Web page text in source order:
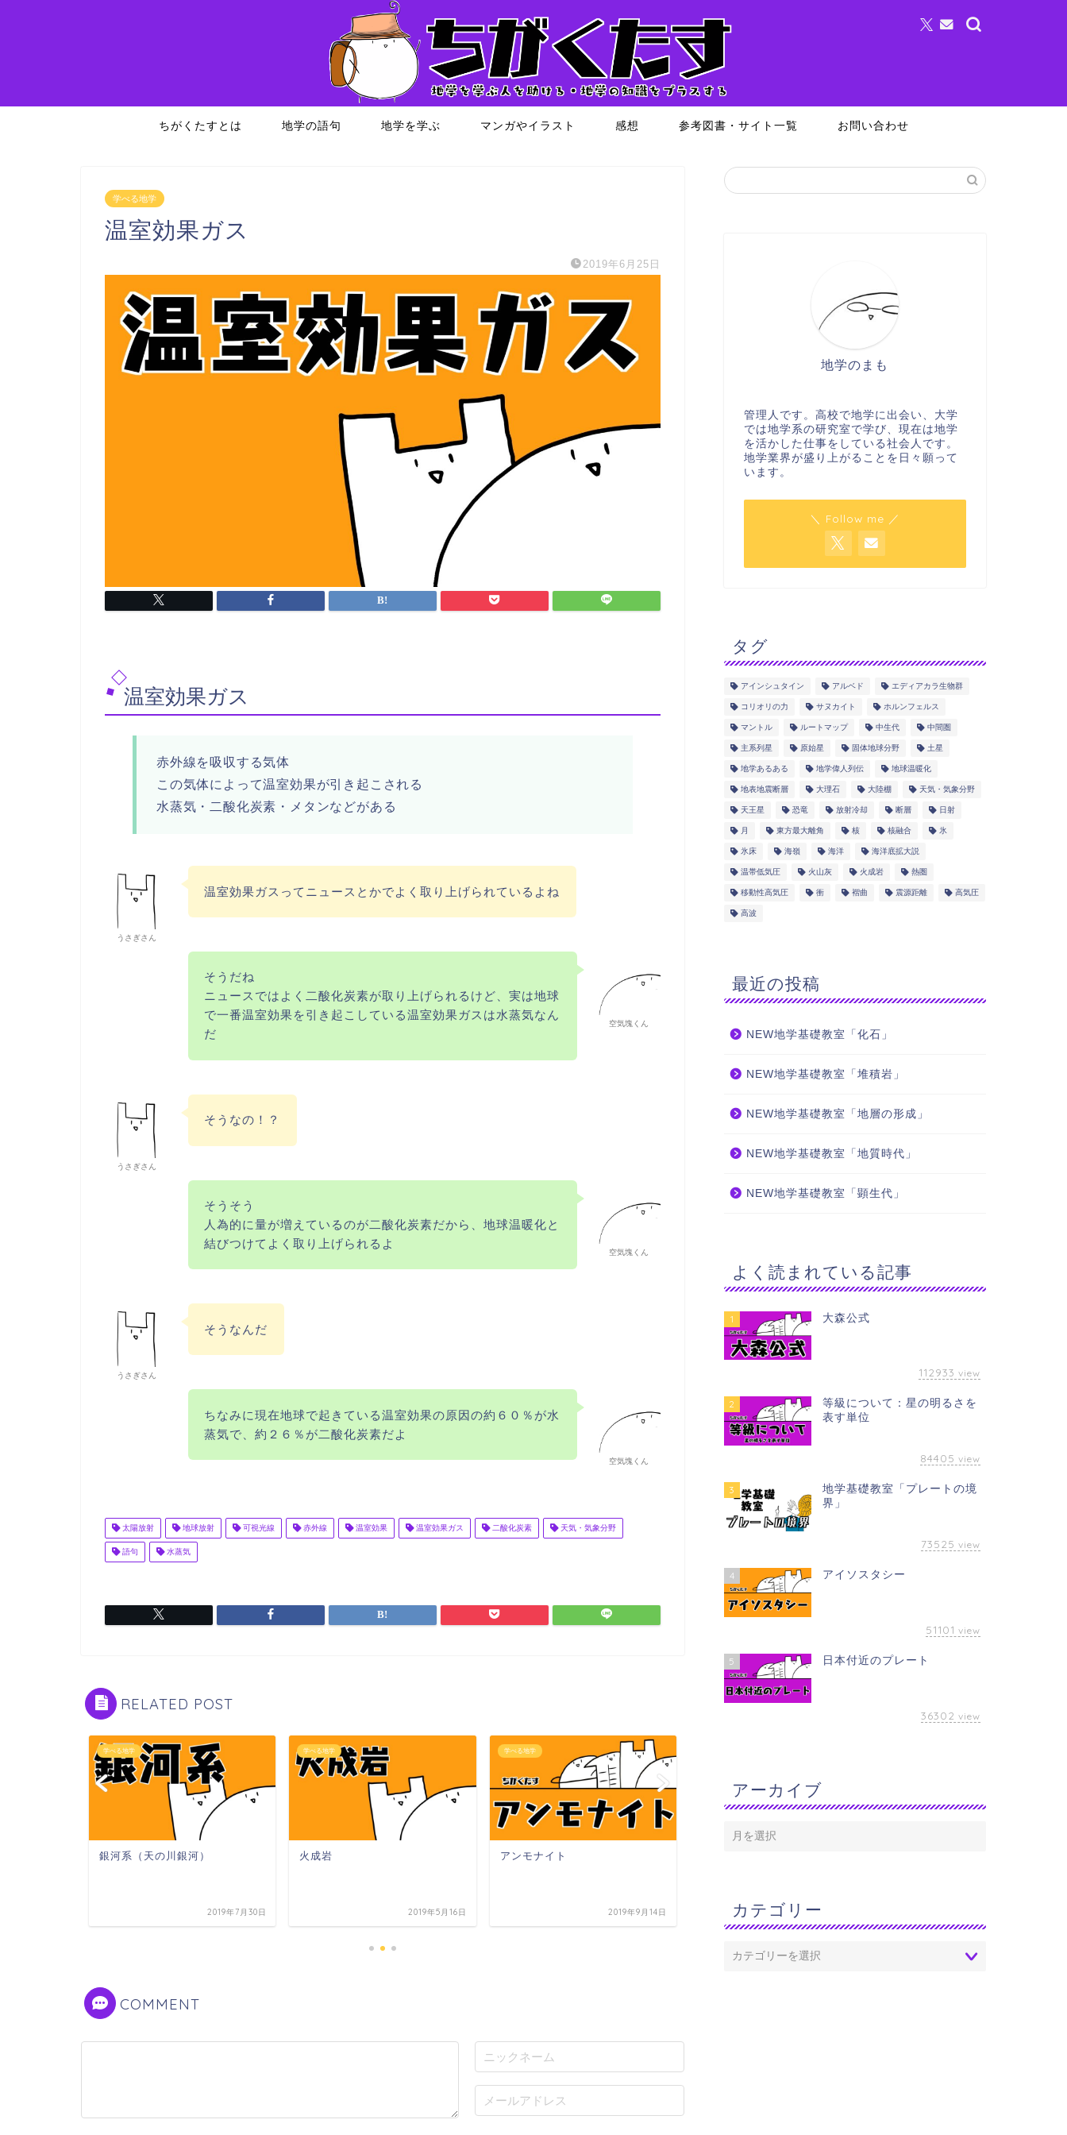
ちがくたすとは 地学の語句 地学を学ぶ マンガやイラスト 感想 参考図書・サイト一覧 お問い合わせ
学べる地学
温室効果ガス
2019年6月25日
温室効果ガス
赤外線を吸収する気体
この気体によって温室効果が引き起こされる
水蒸気・二酸化炭素・メタンなどがある
うさぎさん
温室効果ガスってニュースとかでよく取り上げられているよね
空気塊くん
そうだね
ニュースではよく二酸化炭素が取り上げられるけど、実は地球
で一番温室効果を引き起こしている温室効果ガスは水蒸気なん
だ
うさぎさん
そうなの！？
空気塊くん
そうそう
人為的に量が増えているのが二酸化炭素だから、地球温暖化と
結びつけてよく取り上げられるよ
うさぎさん
そうなんだ
空気塊くん
ちなみに現在地球で起きている温室効果の原因の約６０％が水
蒸気で、約２６％が二酸化炭素だよ
太陽放射 地球放射 可視光線 赤外線 温室効果 温室効果ガス 二酸化炭素 天気・気象分野
語句 水蒸気
RELATED POST
学べる地学
銀河系（天の川銀河）
2019年7月30日
学べる地学
火成岩
2019年5月16日
学べる地学
アンモナイト
2019年9月14日 2019年7月30日
COMMENT
地学のまも
管理人です。高校で地学に出会い、大学
では地学系の研究室で学び、現在は地学
を活かした仕事をしている社会人です。
地学業界が盛り上がることを日々願って
います。
＼ Follow me ／
タグ
アインシュタイン アルベド エディアカラ生物群
コリオリの力 サヌカイト ホルンフェルス
マントル ルートマップ 中生代 中間圏
主系列星 原始星 固体地球分野 土星
地学あるある 地学偉人列伝 地球温暖化
地表地震断層 大理石 大陸棚 天気・気象分野
天王星 恐竜 放射冷却 断層 日射
月 東方最大離角 核 核融合 氷
氷床 海嶺 海洋 海洋底拡大説
温帯低気圧 火山灰 火成岩 熱圏
移動性高気圧 衝 褶曲 震源距離 高気圧
高波
最近の投稿
NEW地学基礎教室「化石」
NEW地学基礎教室「堆積岩」
NEW地学基礎教室「地層の形成」
NEW地学基礎教室「地質時代」
NEW地学基礎教室「顕生代」
よく読まれている記事
1 大森公式
112933 view
2
等級について：星の明るさを
表す単位
84405 view
3
地学基礎教室「プレートの境
界」
73525 view
4 アイソスタシー
51101 view
5 日本付近のプレート
36302 view
アーカイブ
カテゴリー